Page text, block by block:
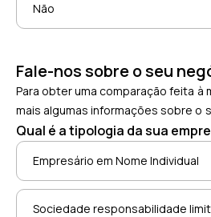
Não
Fale-nos sobre o seu
Para obter uma comparação feita à
mais algumas informações sobre o
Qual é a tipologia da sua
Empresário em Nome Individual
Sociedade responsabilidade